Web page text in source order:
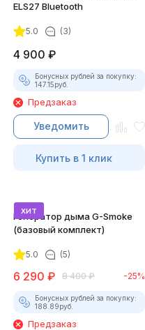
ELS27 Bluetooth
5.0 (3)
4 900 ₽
Бонусных рублей за покупку:
147.15руб.
Предзаказ
Уведомить
Купить в 1 клик
хит
Генератор дыма G-Smoke
(базовый комплект)
5.0 (5)
6 290 ₽ 8 400 ₽ -25%
Бонусных рублей за покупку:
188.89руб.
Предзаказ